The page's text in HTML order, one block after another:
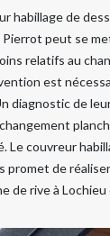
habillage de
Pierrot peut se
relatifs au
est
diagnostic de
Le couvreur
promet de
de rive à